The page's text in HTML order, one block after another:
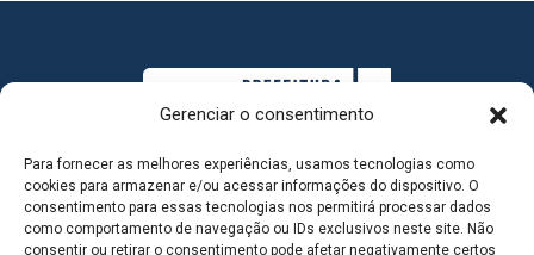
Gerenciar o consentimento
Para fornecer as melhores experiências, usamos tecnologias como
cookies para armazenar e/ou acessar informações do dispositivo. O
consentimento para essas tecnologias nos permitirá processar dados
como comportamento de navegação ou IDs exclusivos neste site. Não
consentir ou retirar o consentimento pode afetar negativamente certos